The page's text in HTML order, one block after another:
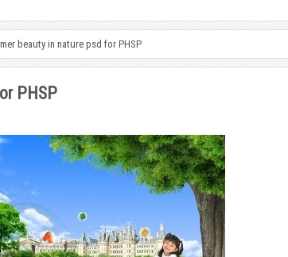
beauty in nature psd for PHSP
PHSP